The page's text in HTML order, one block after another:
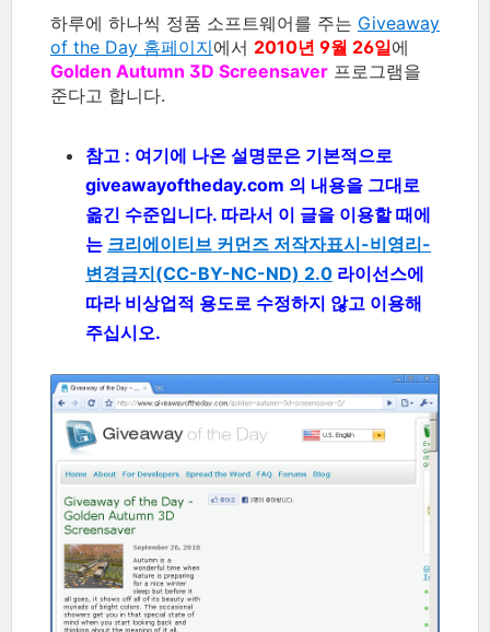
하루에 하나씩 정품 소프트웨어를 주는 Giveaway
of the Day 홈페이지에서 2010년 9월 26일에
Golden Autumn 3D Screensaver 프로그램을
준다고 합니다.
참고 : 여기에 나온 설명문은 기본적으로
giveawayoftheday.com 의 내용을 그대로
옮긴 수준입니다. 따라서 이 글을 이용할 때에
는 크리에이티브 커먼즈 저작자표시-비영리-
변경금지(CC-BY-NC-ND) 2.0 라이선스에
따라 비상업적 용도로 수정하지 않고 이용해
주십시오.